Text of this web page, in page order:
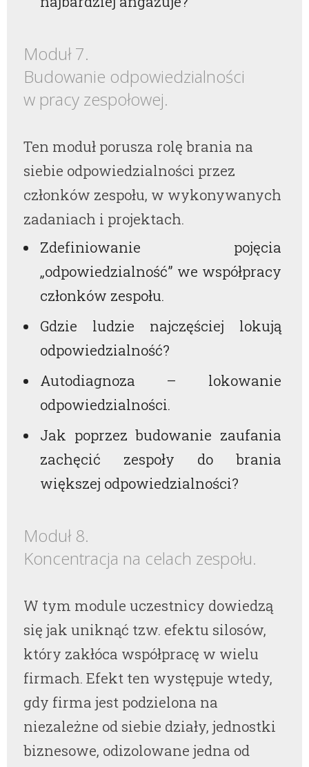
Moduł 7.
Budowanie odpowiedzialności
w pracy zespołowej.
Ten moduł porusza rolę brania na
siebie odpowiedzialności przez
członków zespołu, w wykonywanych
zadaniach i projektach.
Zdefiniowanie pojęcia
„odpowiedzialność” we współpracy
członków zespołu.
Gdzie ludzie najczęściej lokują
odpowiedzialność?
Autodiagnoza – lokowanie
odpowiedzialności.
Jak poprzez budowanie zaufania
zachęcić zespoły do brania
większej odpowiedzialności?
Moduł 8.
Koncentracja na celach zespołu.
W tym module uczestnicy dowiedzą
się jak uniknąć tzw. efektu silosów,
który zakłóca współpracę w wielu
firmach. Efekt ten występuje wtedy,
gdy firma jest podzielona na
niezależne od siebie działy, jednostki
biznesowe, odizolowane jedna od